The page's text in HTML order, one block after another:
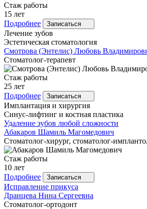
Стаж работы
15 лет
Подробнее
Записаться
Лечение зубов
Эстетическая стоматология
Смотрова (Энтелис) Любовь
Стоматолог-терапевт
Стаж работы
25 лет
Подробнее
Записаться
Имплантация и хирургия
Синус-лифтинг и костная пластика
Удаление зубов любой сложности
Абакаров Шамиль Магомедович
Стоматолог-хирург, стоматолог-
Стаж работы
10 лет
Подробнее
Записаться
Исправление прикуса
Дранцева Нина Сергеевна
Стоматолог-ортодонт